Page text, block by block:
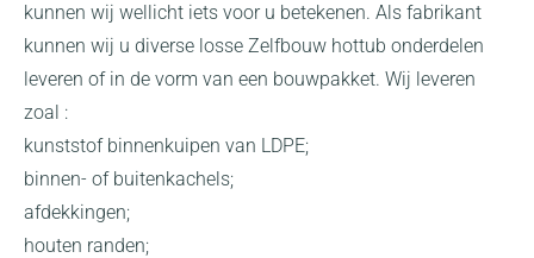
kunnen wij wellicht iets voor u betekenen. Als fabrikant
kunnen wij u diverse losse Zelfbouw hottub onderdelen
leveren of in de vorm van een bouwpakket. Wij leveren
zoal :
kunststof binnenkuipen van LDPE;
binnen- of buitenkachels;
afdekkingen;
houten randen;